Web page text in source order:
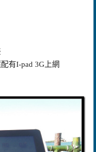
有I-pad 3G 上網